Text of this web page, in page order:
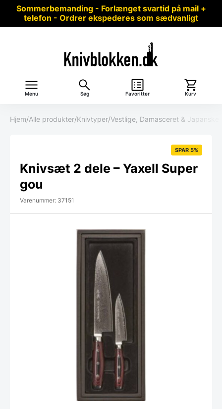
Sommerbemanding - Forlænget svartid på mail +
telefon - Ordrer ekspederes som sædvanligt
Menu Søg Favoritter Kurv
Hjem/Alle produkter/Knivtyper/Vestlige, Damasceret & Japanske
SPAR 5%
Knivsæt 2 dele – Yaxell Super
gou
Varenummer: 37151